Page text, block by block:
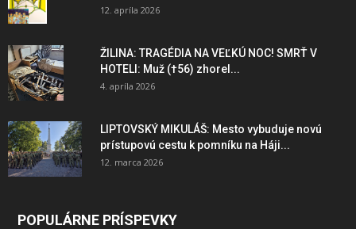
12. apríla 2026
ŽILINA: TRAGÉDIA NA VEĽKÚ NOC! SMRŤ V
HOTELI: Muž (†56) zhorel...
4. apríla 2026
LIPTOVSKÝ MIKULÁŠ: Mesto vybuduje novú
prístupovú cestu k pomníku na Háji...
12. marca 2026
POPULÁRNE PRÍSPEVKY